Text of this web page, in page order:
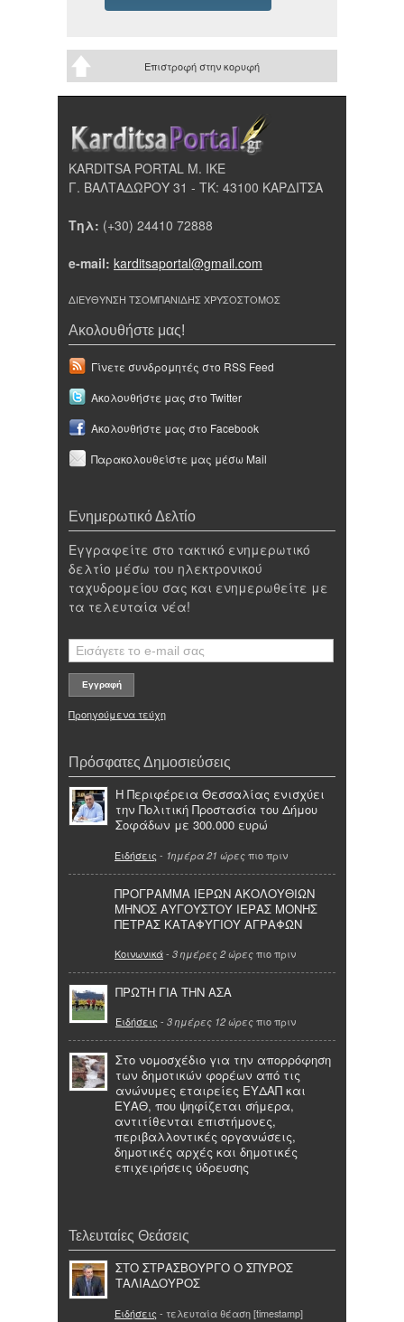
Επιστροφή στην κορυφή
KARDITSA PORTAL Μ. ΙΚΕ
Γ. ΒΑΛΤΑΔΩΡΟΥ 31 - ΤΚ: 43100 ΚΑΡΔΙΤΣΑ
Τηλ: (+30) 24410 72888
e-mail: karditsaportal@gmail.com
ΔΙΕΥΘΥΝΣΗ ΤΣΟΜΠΑΝΙΔΗΣ ΧΡΥΣΟΣΤΟΜΟΣ
Ακολουθήστε μας!
Γίνετε συνδρομητές στο RSS Feed
Ακολουθήστε μας στο Twitter
Ακολουθήστε μας στο Facebook
Παρακολουθείστε μας μέσω Mail
Ενημερωτικό Δελτίο
Εγγραφείτε στο τακτικό ενημερωτικό
δελτίο μέσω του ηλεκτρονικού
ταχυδρομείου σας και ενημερωθείτε με
τα τελευταία νέα!
Προηγούμενα τεύχη
Πρόσφατες Δημοσιεύσεις
Η Περιφέρεια Θεσσαλίας ενισχύει
την Πολιτική Προστασία του Δήμου
Σοφάδων με 300.000 ευρώ
Ειδήσεις - 1ημέρα 21 ώρες πιο πριν
ΠΡΟΓΡΑΜΜΑ ΙΕΡΩΝ ΑΚΟΛΟΥΘΙΩΝ
ΜΗΝΟΣ ΑΥΓΟΥΣΤΟΥ ΙΕΡΑΣ ΜΟΝΗΣ
ΠΕΤΡΑΣ ΚΑΤΑΦΥΓΙΟΥ ΑΓΡΑΦΩΝ
Κοινωνικά- 3 ημέρες 2 ώρες πιο πριν
ΠΡΩΤΗ ΓΙΑ ΤΗΝ ΑΣΑ
Ειδήσεις - 3 ημέρες 12 ώρες πιο πριν
Στο νομοσχέδιο για την απορρόφηση
των δημοτικών φορέων από τις
ανώνυμες εταιρείες ΕΥΔΑΠ και
ΕΥΑΘ, που ψηφίζεται σήμερα,
αντιτίθενται επιστήμονες,
περιβαλλοντικές οργανώσεις,
δημοτικές αρχές και δημοτικές
επιχειρήσεις ύδρευσης
Τελευταίες Θεάσεις
ΣΤΟ ΣΤΡΑΣΒΟΥΡΓΟ Ο ΣΠΥΡΟΣ
ΤΑΛΙΑΔΟΥΡΟΣ
Ειδήσεις - τελευταία θέαση [timestamp]